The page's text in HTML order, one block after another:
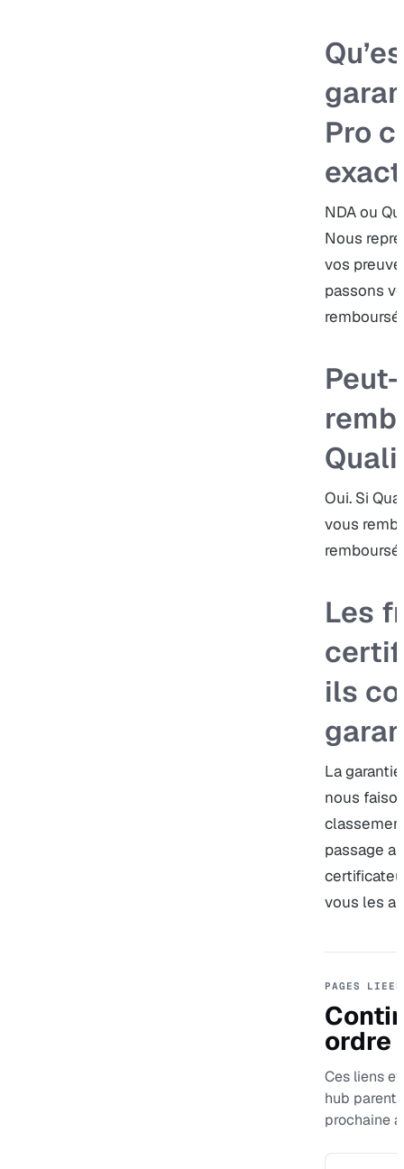
Pro
NDA ou
Nous
vos
passons
Oui. Si
vous
Les
ils
La
nous
passage
vous les
PAGES LIEES
ordre
Ces liens
hub
prochaine